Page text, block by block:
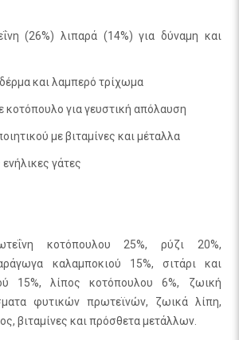
(26%) λιπαρά (14%) για δύναμη και
και λαμπερό τρίχωμα
κοτόπουλο για γευστική απόλαυση
με βιταμίνες και μέταλλα
ενήλικες γάτες
κοτόπουλου 25%, ρύζι 20%,
καλαμποκιού 15%, σιτάρι και
15%, λίπος κοτόπουλου 6%, ζωική
φυτικών πρωτεϊνών, ζωικά λίπη,
βιταμίνες και πρόσθετα μετάλλων.